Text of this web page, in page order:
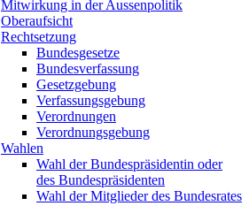
Mitwirkung in der Aussenpolitik
Oberaufsicht
Rechtsetzung
Bundesgesetze
Bundesverfassung
Gesetzgebung
Verfassungsgebung
Verordnungen
Verordnungsgebung
Wahlen
Wahl der Bundespräsidentin oder
des Bundespräsidenten
Wahl der Mitglieder des Bundesrates